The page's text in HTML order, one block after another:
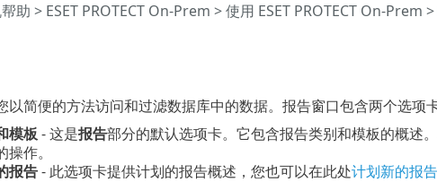
助 > ESET PROTECT On-Prem >使用 ESET PROTECT On-Prem >
以简便的方法访问和过滤数据库中的数据。报告窗口包含两个选项
模板 - 这是报告部分的默认选项卡。它包含报告类别和模板的概述
操作。
报告- 此选项卡提供计划的报告概述，您也可以在此处计划新的报告